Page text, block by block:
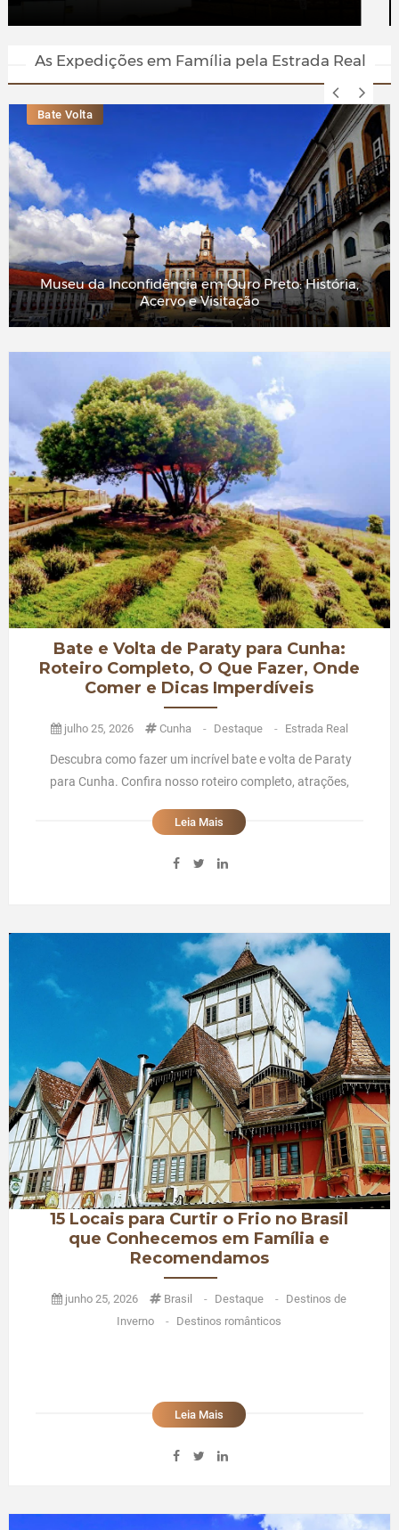
As Expedições em Família pela Estrada Real
Bate Volta
O que fazer em Inhotim em 1 dia
Bate e Volta de Paraty para Cunha:
Roteiro Completo, O Que Fazer, Onde
Comer e Dicas Imperdíveis
julho 25, 2026 Cunha - Destaque - Estrada Real
Descubra como fazer um incrível bate e volta de Paraty
para Cunha. Confira nosso roteiro completo, atrações,
a família.Bate e Volta de Paraty para Cunha: um dos
cidade de cunha ...
Leia Mais
15 Locais para Curtir o Frio no Brasil
que Conhecemos em Família e
Recomendamos
junho 25, 2026 Brasil - Destaque - Destinos de
Inverno
- Destinos românticos
Leia Mais